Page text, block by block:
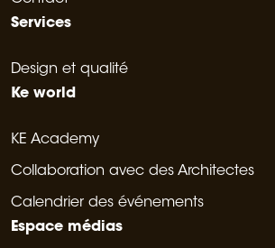
Services
Design et qualité
Ke world
KE Academy
Collaboration avec des Architectes
Calendrier des événements
Espace médias